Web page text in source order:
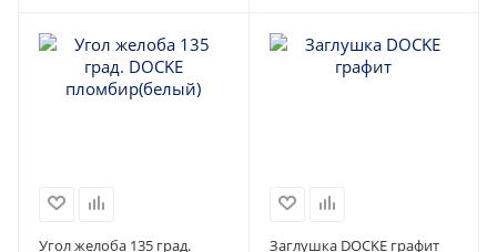
Угол желоба 135 град. Заглушка DOCKE графит